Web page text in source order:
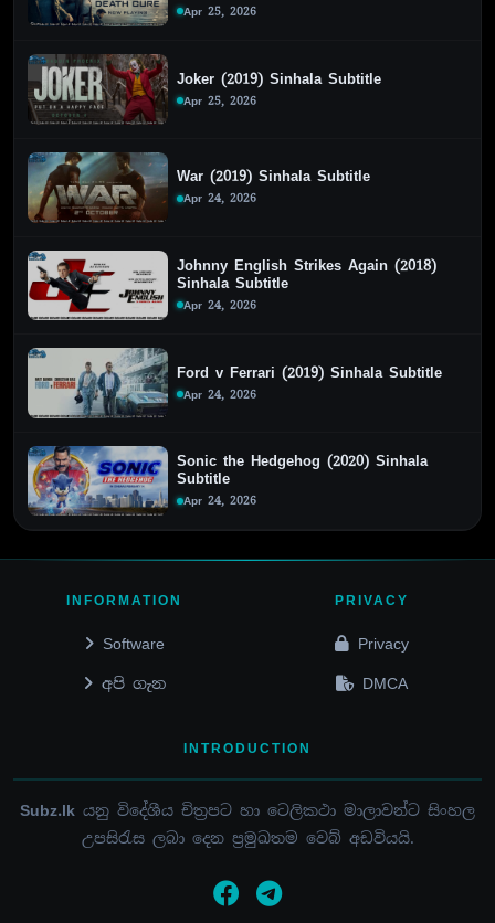
Apr 25, 2026
Joker (2019) Sinhala Subtitle
Apr 25, 2026
War (2019) Sinhala Subtitle
Apr 24, 2026
Johnny English Strikes Again (2018)
Sinhala Subtitle
Apr 24, 2026
Ford v Ferrari (2019) Sinhala Subtitle
Apr 24, 2026
Sonic the Hedgehog (2020) Sinhala
Subtitle
Apr 24, 2026
INFORMATION
Software
අපි ගැන
PRIVACY
Privacy
DMCA
INTRODUCTION
Subz.lk යනු විදේශීය චිත්‍රපට හා ටෙලිකථා මාලාවන්ට සිංහල
උපසිරැස ලබා දෙන ප්‍රමුඛතම වෙබ් අඩවියයි.